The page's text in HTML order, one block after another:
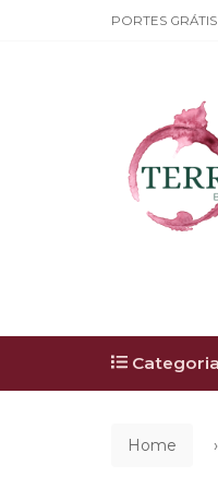
PORTES
Home